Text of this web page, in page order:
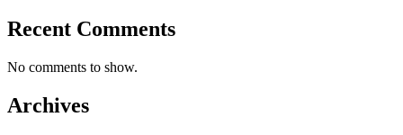
Recent Comments
No comments to show.
Archives